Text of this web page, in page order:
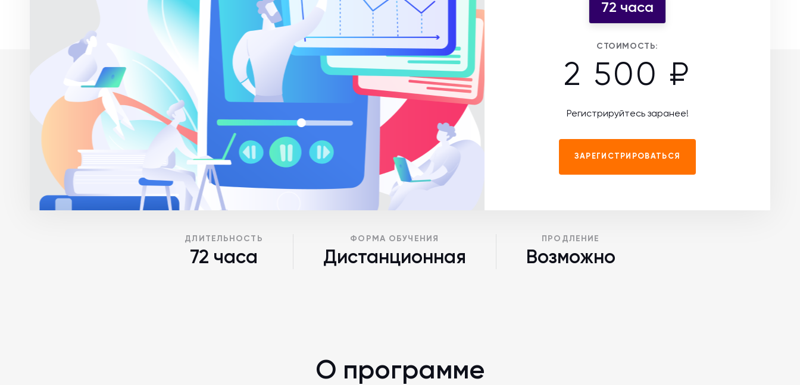
72 часа
СТОИМОСТЬ:
2 500 ₽
Регистрируйтесь заранее!
ЗАРЕГИСТРИРОВАТЬСЯ
ДЛИТЕЛЬНОСТЬ
72 часа
ФОРМА ОБУЧЕНИЯ
Дистанционная
ПРОДЛЕНИЕ
Возможно
О программе